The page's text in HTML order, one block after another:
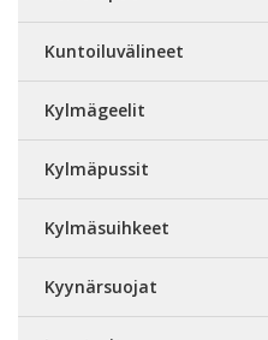
Kuntoiluvälineet
Kylmägeelit
Kylmäpussit
Kylmäsuihkeet
Kyynärsuojat